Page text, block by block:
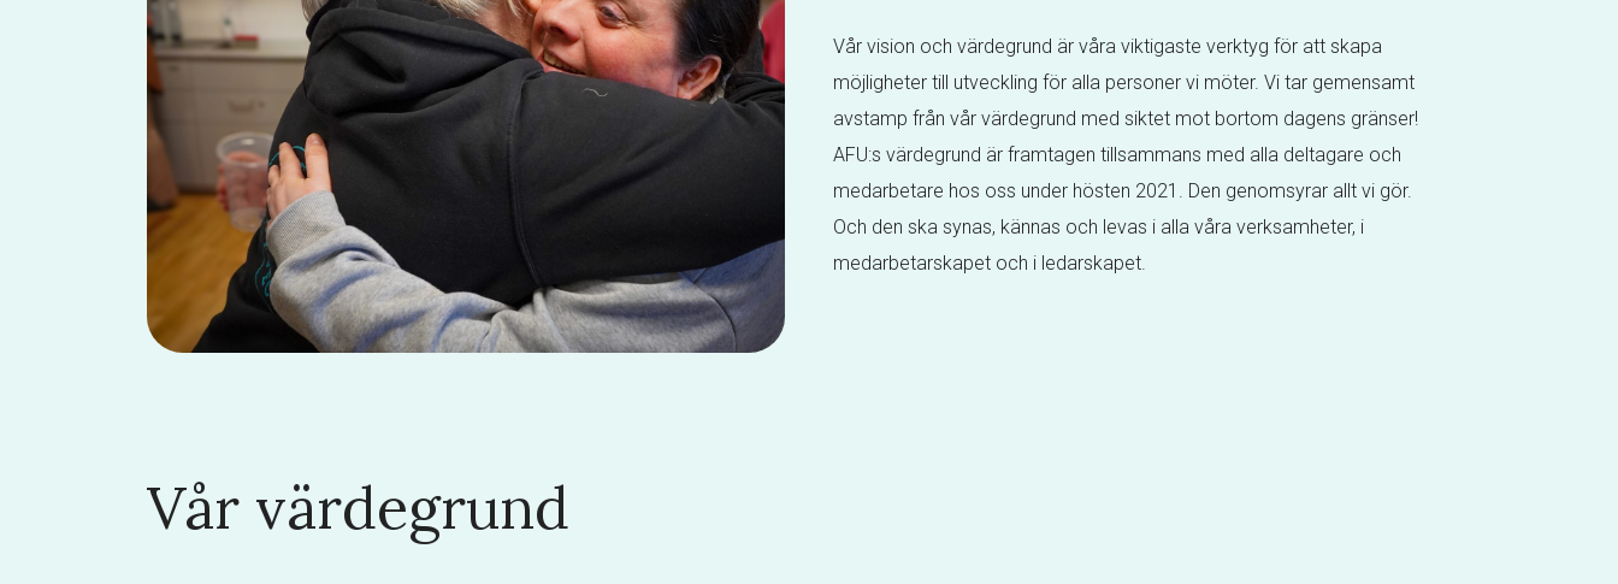
Vår vision och värdegrund är våra viktigaste verktyg för att skapa
möjligheter till utveckling för alla personer vi möter. Vi tar gemensamt
avstamp från vår värdegrund med siktet mot bortom dagens gränser!
AFU:s värdegrund är framtagen tillsammans med alla deltagare och
medarbetare hos oss under hösten 2021. Den genomsyrar allt vi gör.
Och den ska synas, kännas och levas i alla våra verksamheter, i
medarbetarskapet och i ledarskapet.
Vår värdegrund